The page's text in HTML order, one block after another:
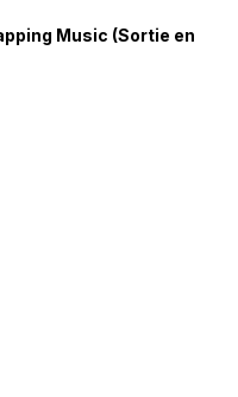
Music (Sortie en